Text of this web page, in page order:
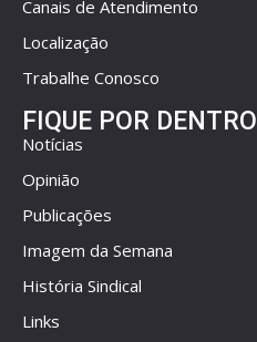
Canais de Atendimento
Localização
Trabalhe Conosco
FIQUE POR DENTRO
Notícias
Opinião
Publicações
Imagem da Semana
História Sindical
Links